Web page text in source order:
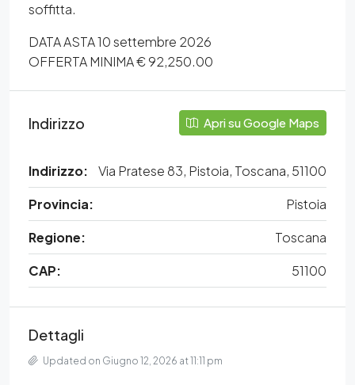
soffitta.
DATA ASTA 10 settembre 2026
OFFERTA MINIMA € 92,250.00
Indirizzo Apri su Google Maps
Indirizzo:
Via Pratese 83, Pistoia, Toscana, 51100
Provincia:
Pistoia
Regione:
Toscana
CAP:
51100
Dettagli
Updated on Giugno 12, 2026 at 11:11 pm